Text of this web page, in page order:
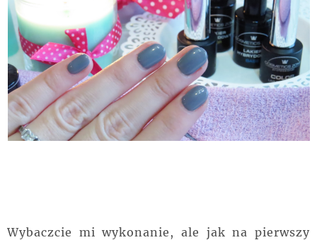
Wybaczcie mi wykonanie, ale jak na pierwszy